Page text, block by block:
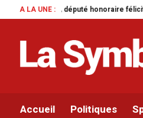
A LA UNE :
félicite Louis Watum pour sa
Accueil Politiques